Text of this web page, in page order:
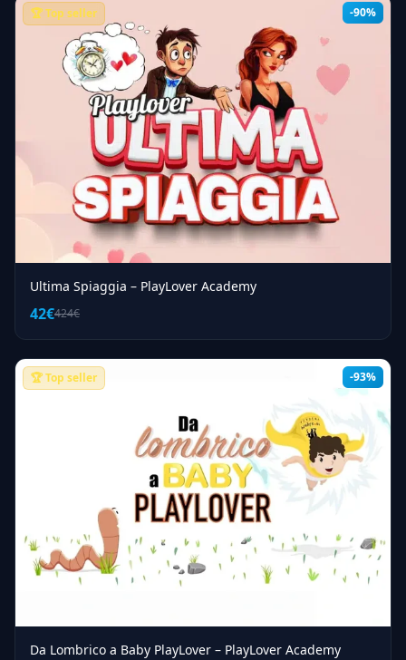
-90%
🏆 Top seller
Ultima Spiaggia – PlayLover Academy
42€424€
-93%
🏆 Top seller
Da Lombrico a Baby PlayLover – PlayLover Academy